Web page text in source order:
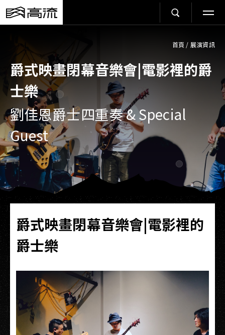
首頁 / 展演資訊
爵式映畫閉幕音樂會|電影裡的爵
士樂
劉佳恩爵士四重奏 & Special
Guest
爵式映畫閉幕音樂會|電影裡的
爵士樂